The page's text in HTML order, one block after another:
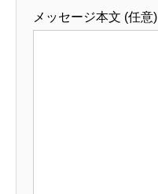
メッセージ本文 (任意)